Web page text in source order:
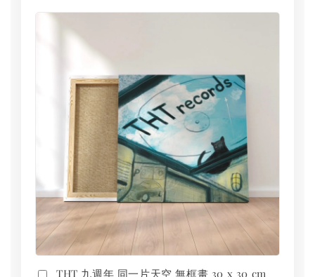
THT 九週年 同一片天空 無框畫 30 x 30 cm